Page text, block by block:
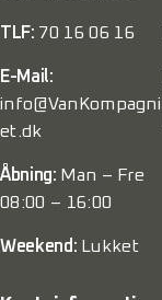
TLF: 70 16 06 16
E-Mail:
info@VanKompagni
et.dk
Åbning: Man – Fre
08:00 – 16:00
Weekend: Lukket